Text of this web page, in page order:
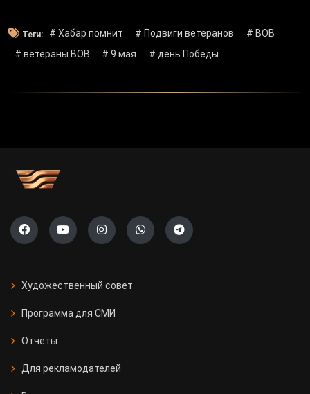
Теги: # Хабар помнит # Подвиги ветеранов
# ВОВ
# ветераны ВОВ
# 9 мая # день Победы
Художественный совет
Программа для СМИ
Отчеты
Для рекламодателей